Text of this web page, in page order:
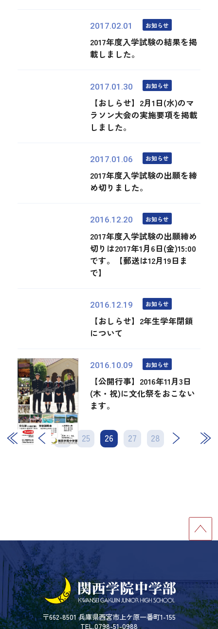
2017.02.01 お知らせ
2017年度入学試験の結果を掲
載しました。
2017.01.30 お知らせ
【おしらせ】2月1日(水)のマ
ラソン大会の実施要項を掲載
しました。
2017.01.06 お知らせ
2017年度入学試験の出願を締
め切りました。
2016.12.20 お知らせ
2017年度入学試験の出願締め
切りは2017年1月6日(金)15:00
です。【郵送は12月19日ま
で】
2016.12.19 お知らせ
【おしらせ】2年生学年閉鎖
について
2016.10.09 お知らせ
【公開行事】2016年11月3日
(木・祝)に文化祭をおこない
ます。
24 25 26 27 28
次 最後
〒662-8501 兵庫県西宮市上ケ原一番町1-155
TEL.0798-51-0988